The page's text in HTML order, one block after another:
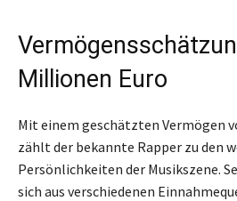
Millionen Euro
Mit einem geschätzten Vermögen
zählt der bekannte Rapper zu den
Persönlichkeiten der Musikszene.
sich aus verschiedenen